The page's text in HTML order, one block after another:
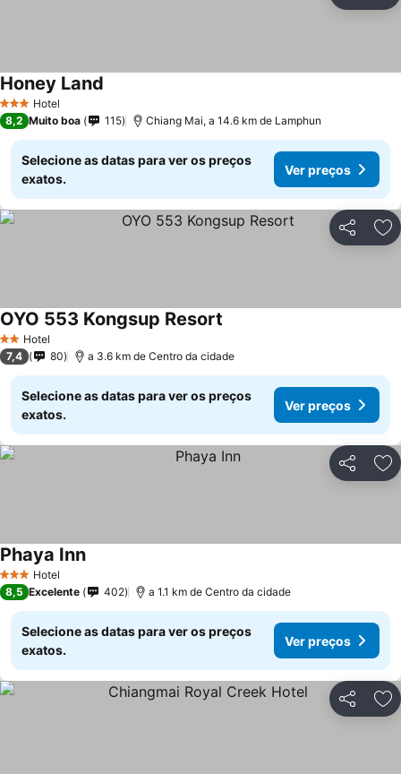
3 EstrelasHotel
Honey Land
8,2 Muito boa 115 Chiang Mai, a 14.6 km de Lamphun
Selecione as datas para ver os preços
exatos.
Ver preços
Partilhar
2 Estrelas
Hotel
OYO 553 Kongsup Resort
7,4 80 a 3.6 km de Centro da cidade
Selecione as datas para ver os preços
exatos.
Ver preços
Partilhar
3 EstrelasHotel
Phaya Inn
8,5 Excelente 402 a 1.1 km de Centro da cidade
Selecione as datas para ver os preços
exatos.
Ver preços
Partilhar